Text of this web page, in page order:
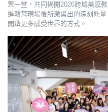
聚一堂，共同揭開2026跨域美感
進教育現場後所激盪出的深刻能
開啟更多感受世界的方式。